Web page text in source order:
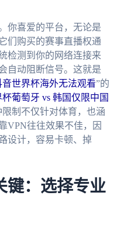
你喜爱的平台，无论是
们购买的赛事直播权通
检测到你的网络连接来
自动阻断信号。这就是
世界杯海外无法观看”的
葡萄牙 vs 韩国仅限中国
制不仅针对体育，也涵
VPN往往效果不佳，因
设计，容易卡顿、掉
键：选择专业